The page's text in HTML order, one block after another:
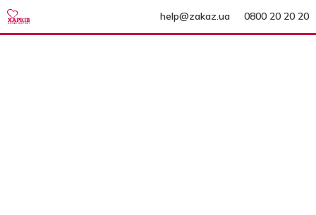
help@zakaz.ua 0800 20 20 20